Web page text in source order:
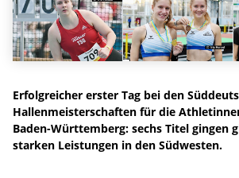
Erfolgreicher erster Tag bei den
Hallenmeisterschaften für die
Baden-Württemberg: sechs Titel gingen
starken Leistungen in den Südwesten.